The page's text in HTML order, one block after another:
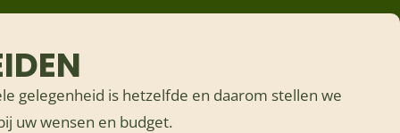
gelegenheid is hetzelfde en daarom stellen we
uw wensen en budget.